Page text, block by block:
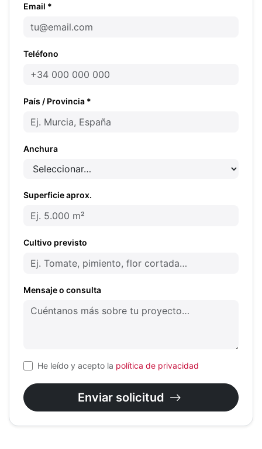
Email *
Teléfono
País / Provincia *
Anchura
Superficie aprox.
Cultivo previsto
Mensaje o consulta
He leído y acepto la política de privacidad
Enviar solicitud